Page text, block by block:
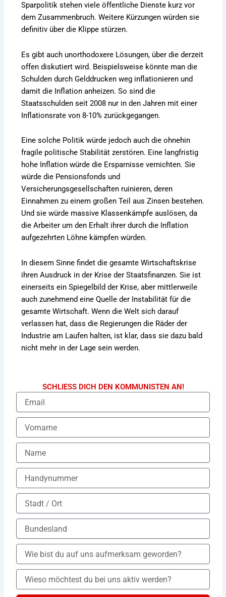
Sparpolitik stehen viele öffentliche Dienste kurz vor
dem Zusammenbruch. Weitere Kürzungen würden sie
definitiv über die Klippe stürzen.
Es gibt auch unorthodoxere Lösungen, über die derzeit
offen diskutiert wird. Beispielsweise könnte man die
Schulden durch Gelddrucken weg inflationieren und
damit die Inflation anheizen. So sind die
Staatsschulden seit 2008 nur in den Jahren mit einer
Inflationsrate von 8-10% zurückgegangen.
Eine solche Politik würde jedoch auch die ohnehin
fragile politische Stabilität zerstören. Eine langfristig
hohe Inflation würde die Ersparnisse vernichten. Sie
würde die Pensionsfonds und
Versicherungsgesellschaften ruinieren, deren
Einnahmen zu einem großen Teil aus Zinsen bestehen.
Und sie würde massive Klassenkämpfe auslösen, da
die Arbeiter um den Erhalt ihrer durch die Inflation
aufgezehrten Löhne kämpfen würden.
In diesem Sinne findet die gesamte Wirtschaftskrise
ihren Ausdruck in der Krise der Staatsfinanzen. Sie ist
einerseits ein Spiegelbild der Krise, aber mittlerweile
auch zunehmend eine Quelle der Instabilität für die
gesamte Wirtschaft. Wenn die Welt sich darauf
verlassen hat, dass die Regierungen die Räder der
Industrie am Laufen halten, ist klar, dass sie dazu bald
nicht mehr in der Lage sein werden.
SCHLIESS DICH DEN KOMMUNISTEN AN!